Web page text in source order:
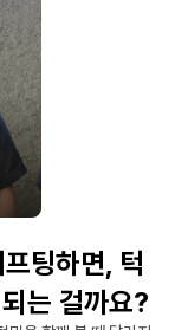
팅하면, 턱
는 걸까요?